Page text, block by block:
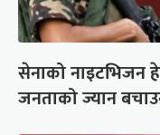
सेनाको नाइटभिजन
जनताको ज्यान